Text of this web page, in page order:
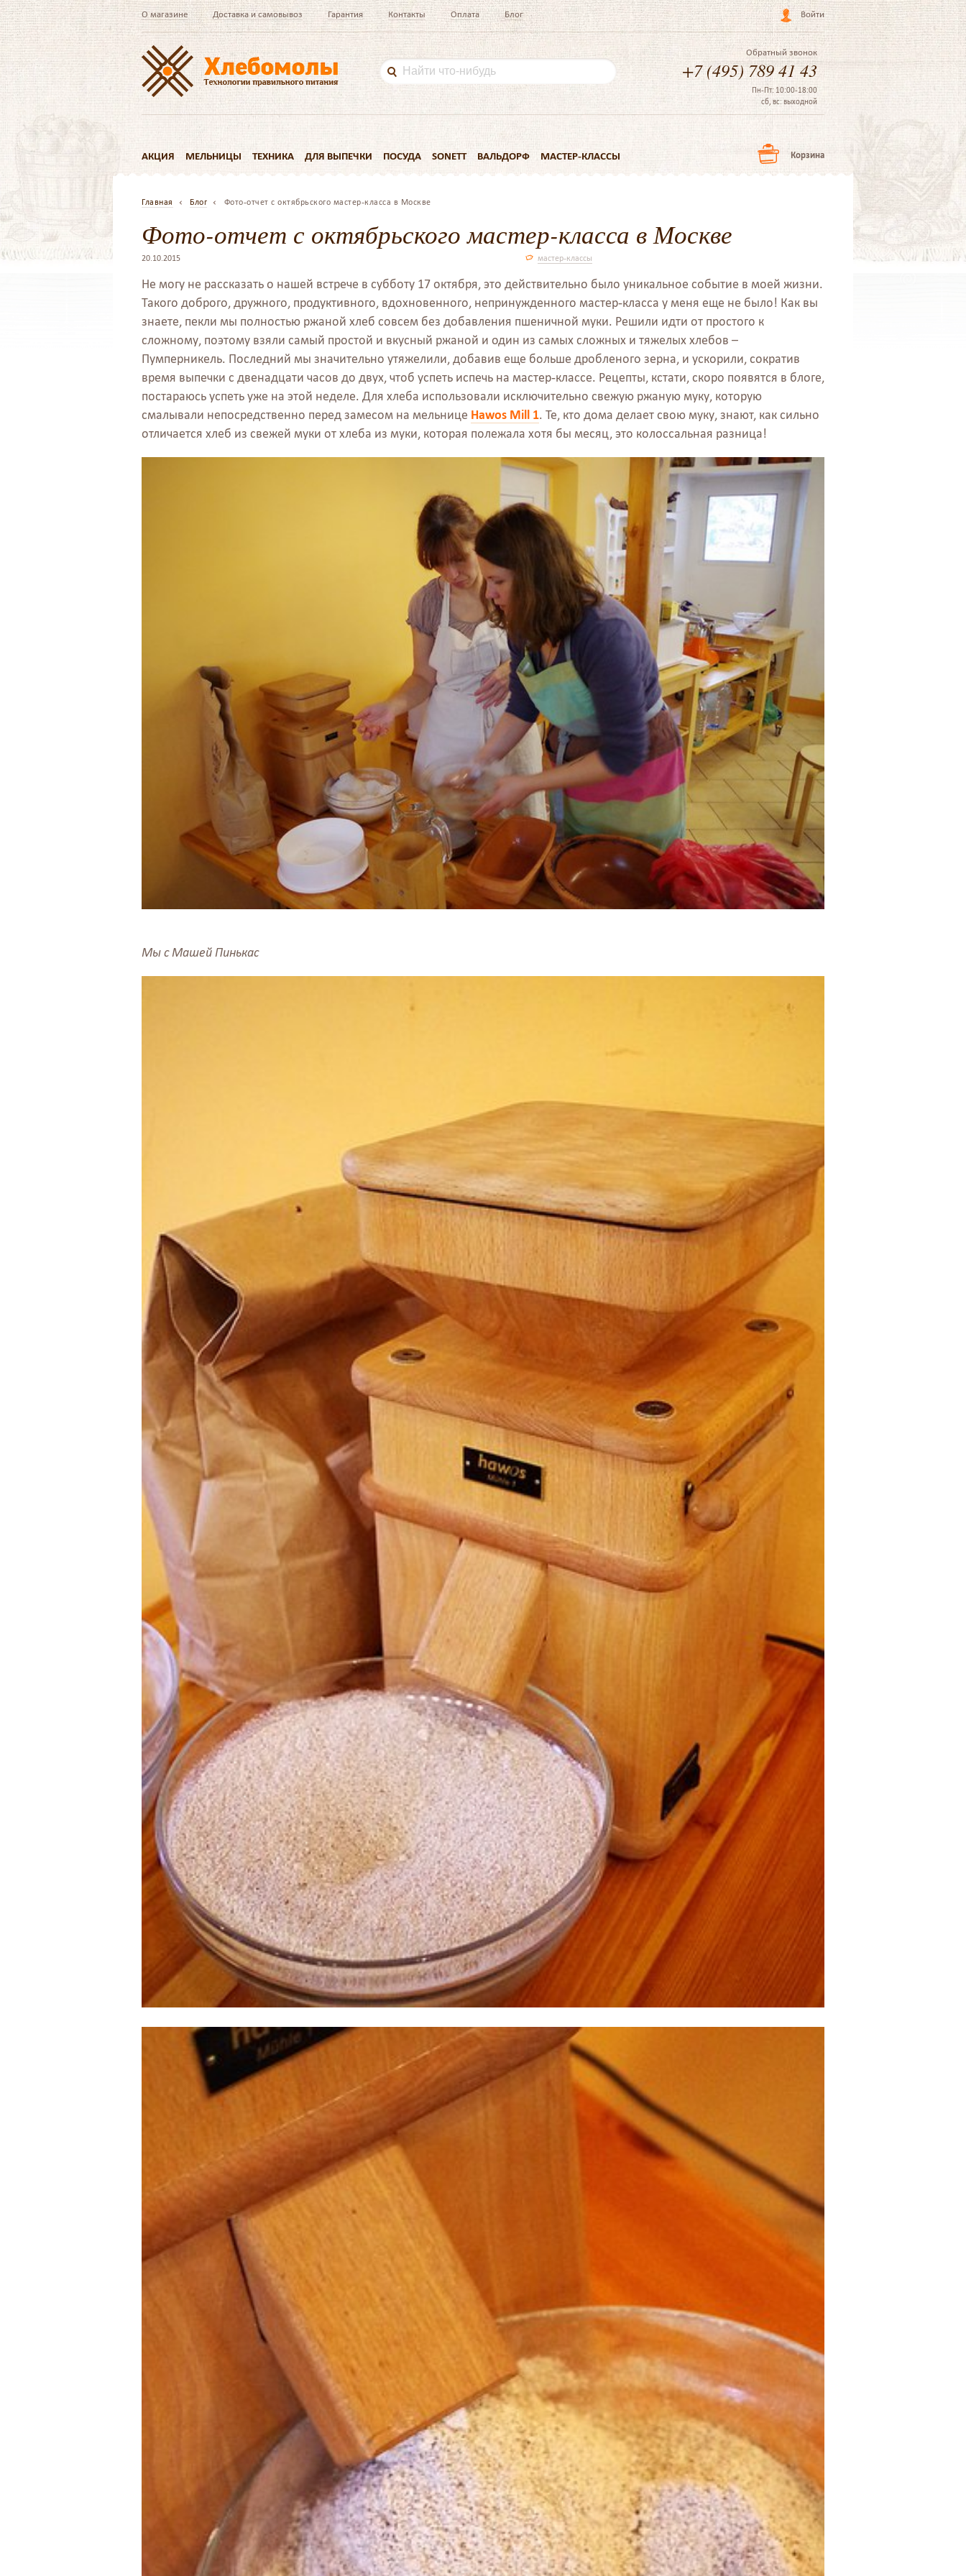
О магазине Доставка и самовывоз Гарантия Контакты Оплата Блог Войти
Обратный звонок
+7 (495) 789 41 43
Пн-Пт: 10:00-18:00
сб, вс: выходной
АКЦИЯ МЕЛЬНИЦЫ ТЕХНИКА ДЛЯ ВЫПЕЧКИ ПОСУДА SONETT ВАЛЬДОРФ МАСТЕР-КЛАССЫ Корзина
Главная Блог Фото-отчет с октябрьского мастер-класса в Москве
Фото-отчет с октябрьского мастер-класса в Москве
20.10.2015 мастер-классы
Не могу не рассказать о нашей встрече в субботу 17 октября, это действительно было уникальное событие в моей жизни.
Такого доброго, дружного, продуктивного, вдохновенного, непринужденного мастер-класса у меня еще не было! Как вы
знаете, пекли мы полностью ржаной хлеб совсем без добавления пшеничной муки. Решили идти от простого к
сложному, поэтому взяли самый простой и вкусный ржаной и один из самых сложных и тяжелых хлебов –
Пумперникель. Последний мы значительно утяжелили, добавив еще больше дробленого зерна, и ускорили, сократив
время выпечки с двенадцати часов до двух, чтоб успеть испечь на мастер-классе. Рецепты, кстати, скоро появятся в блоге,
постараюсь успеть уже на этой неделе. Для хлеба использовали исключительно свежую ржаную муку, которую
смалывали непосредственно перед замесом на мельнице Hawos Mill 1. Те, кто дома делает свою муку, знают, как сильно
отличается хлеб из свежей муки от хлеба из муки, которая полежала хотя бы месяц, это колоссальная разница!
Мы с Машей Пинькас